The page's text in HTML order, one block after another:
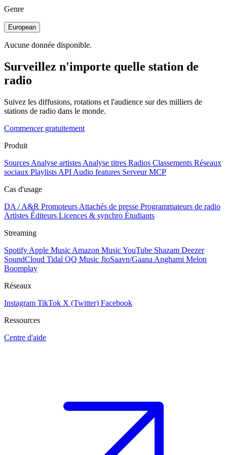
Genre
European
Aucune donnée disponible.
Surveillez n'importe quelle station de
radio
Suivez les diffusions, rotations et l'audience sur des milliers de
stations de radio dans le monde.
Commencer gratuitement
Produit
Sources Analyse artistes Analyse titres Radios Classements Réseaux
sociaux Playlists API Audio features Serveur MCP
Cas d'usage
DA / A&R Promoteurs Attachés de presse Programmateurs de radio
Artistes Éditeurs Licences & synchro Étudiants
Streaming
Spotify Apple Music Amazon MusicYouTube Shazam Deezer
SoundCloud Tidal QQ Music JioSaavn/Gaana Anghami Melon
Boomplay
Réseaux
Instagram TikTok X (Twitter) Facebook
Ressources
Centre d'aide